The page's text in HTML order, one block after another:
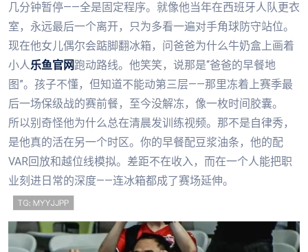
几分钟暂停——全是固定程序。就像他当年在西班牙人队更衣
室，永远最后一个离开，只为多看一遍对手角球防守站位。
现在他女儿偶尔会踮脚翻冰箱，问爸爸为什么牛奶盒上画着
小人乐鱼官网跑动路线。他笑笑，说那是“爸爸的早餐地
图”。孩子不懂，但知道不能动第三层——那里冻着上赛季最
后一场保级战的赛前餐，至今没解冻，像一枚时间胶囊。
所以别奇怪他为什么总在清晨发训练视频。那不是自律秀，
是他真的活在另一个时区。你的早餐配豆浆油条，他的配
VAR回放和越位线模拟。差距不在收入，而在一个人能把职
业刻进日常的深度——连冰箱都成了赛场延伸。